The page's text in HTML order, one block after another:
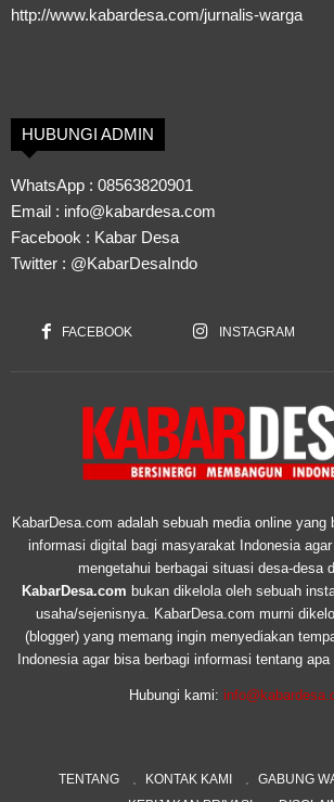
http://www.kabardesa.com/jurnalis-warga
HUBUNGI ADMIN
WhatsApp : 08563820901
Email : info@kabardesa.com
Facebook : Kabar Desa
Twitter : @KabarDesaIndo
FACEBOOK INSTAGRAM
KabarDesa.com adalah sebuah media online yang
informasi digital bagi masyarakat Indonesia
mengetahui berbagai situasi desa-desa
KabarDesa.com bukan dikelola oleh sebuah
usaha/sejenisnya. KabarDesa.com murni
(blogger) yang memang ingin menyediakan
Indonesia agar bisa berbagi informasi tentang
Hubungi kami:
TENTANG KONTAK KAMI
GABUNG